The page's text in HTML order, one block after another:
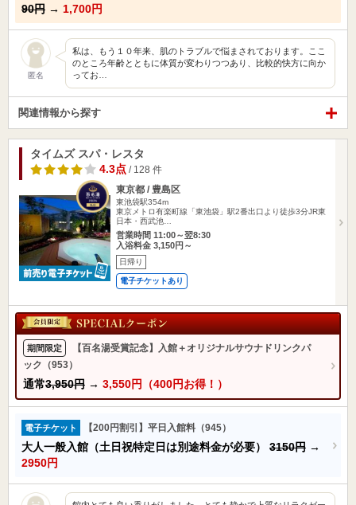
90円 → 1,700円
匿名
私は、もう１０年来、肌のトラブルで悩まされております。ここ
のところ年齢とともに体質が変わりつつあり、比較的快方に向か
ってお…
関連情報から探す
タイムズ スパ・レスタ
4.3点 / 128 件
東京都 / 豊島区
東池袋駅354m
東京メトロ有楽町線「東池袋」駅2番出口より徒歩3分JR東
日本・西武池…
営業時間 11:00～翌8:30
入浴料金 3,150円～
日帰り
電子チケットあり
期間限定
【百名湯受賞記念】入館＋オリジナルサウナドリンクパ
ック（953）
通常3,950円 → 3,550円（400円お得！）
電子チケット 【200円割引】平日入館料（945）
大人一般入館（土日祝特定日は別途料金が必要） 3150円 →
2950円